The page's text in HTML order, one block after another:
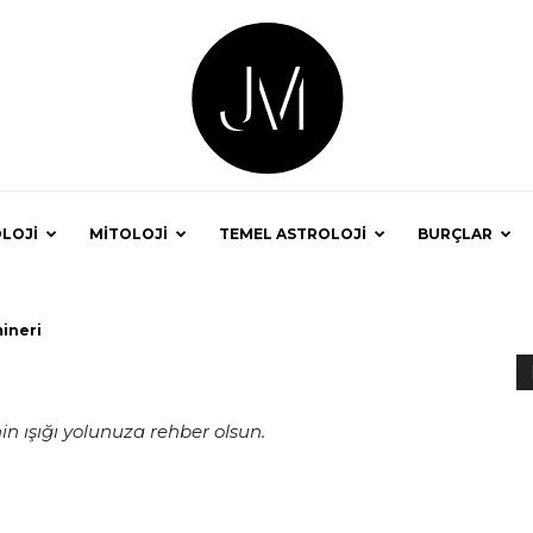
MİTOLOJİ TEMEL ASTROLOJİ BURÇLAR
ışığı yolunuza rehber olsun.